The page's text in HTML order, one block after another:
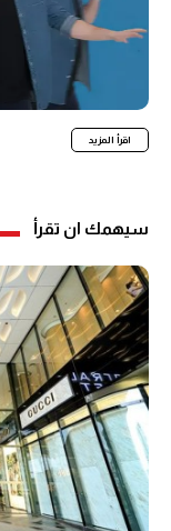
اقرأ المزيد
سيهمك ان تقرأ